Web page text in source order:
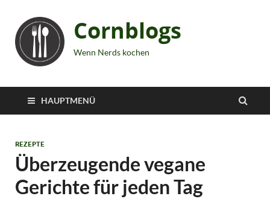
Cornblogs
Wenn Nerds kochen
HAUPTMENÜ
REZEPTE
Überzeugende vegane
Gerichte für jeden Tag